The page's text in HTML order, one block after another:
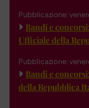
Pubblicazione:
Bandi e
Ufficiale della
Pubblicazione:
Bandi e
della Repubblica